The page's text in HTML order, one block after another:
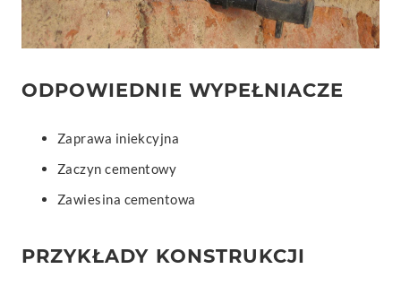
ODPOWIEDNIE WYPEŁNIACZE
Zaprawa iniekcyjna
Zaczyn cementowy
Zawiesina cementowa
PRZYKŁADY KONSTRUKCJI